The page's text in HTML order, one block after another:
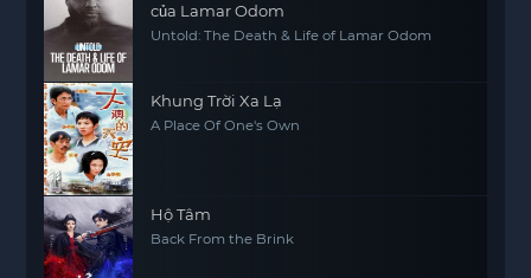
của Lamar Odom
Untold: The Death & Life of Lamar Odom
Khung Trời Xa Lạ
A Place Of One's Own
Hộ Tâm
Back From the Brink